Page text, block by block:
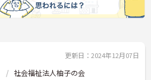
更新日：2024年12月07日
社会福祉法人柚子の会